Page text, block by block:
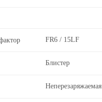
FR6 / 15LF
Блистер
Неперезаряжаемая